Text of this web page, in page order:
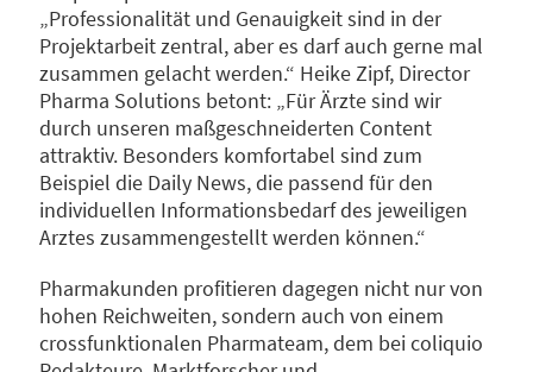
„Professionalität und Genauigkeit sind in der
Projektarbeit zentral, aber es darf auch gerne mal
zusammen gelacht werden.“ Heike Zipf, Director
Pharma Solutions betont: „Für Ärzte sind wir
durch unseren maßgeschneiderten Content
attraktiv. Besonders komfortabel sind zum
Beispiel die Daily News, die passend für den
individuellen Informationsbedarf des jeweiligen
Arztes zusammengestellt werden können.“
Pharmakunden profitieren dagegen nicht nur von
hohen Reichweiten, sondern auch von einem
crossfunktionalen Pharmateam, dem bei coliquio